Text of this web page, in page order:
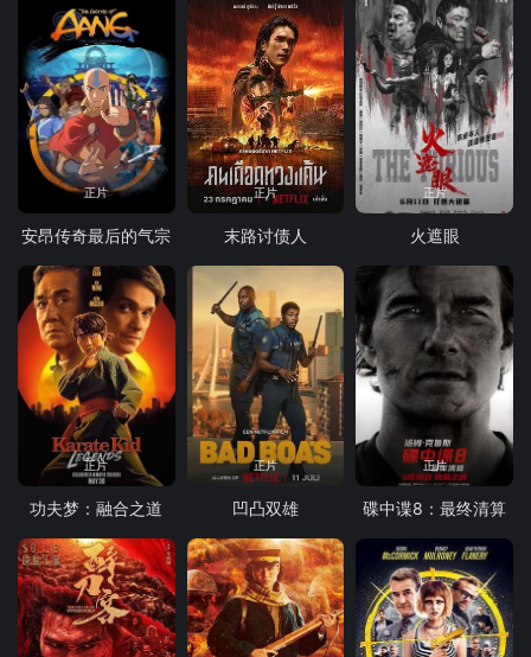
正片
安昂传奇最后的气宗
正片
末路讨债人
正片
火遮眼
正片
功夫梦：融合之道
正片
凹凸双雄
正片
碟中谍8：最终清算